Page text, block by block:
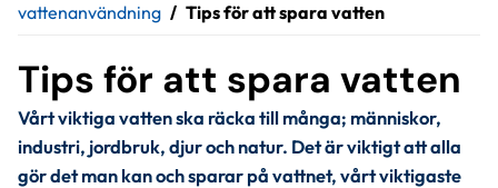
vattenanvändning / Tips för att spara vatten
Tips för att spara vatten
Vårt viktiga vatten ska räcka till många; människor,
industri, jordbruk, djur och natur. Det är viktigt att alla
gör det man kan och sparar på vattnet, vårt viktigaste